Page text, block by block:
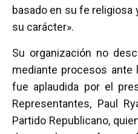
basado en su fe religiosa
su carácter».
Su organización no
mediante procesos ante
fue aplaudida por el
Representantes, Paul
Partido Republicano,